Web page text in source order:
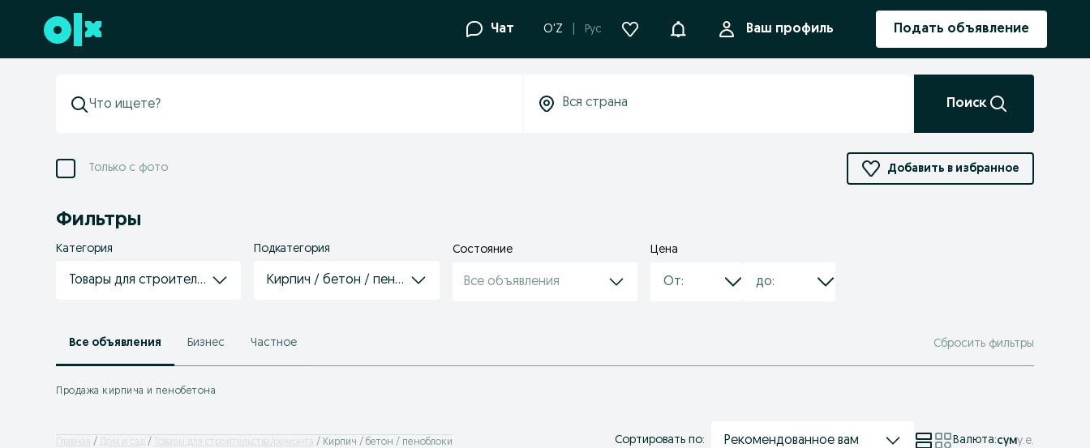
Перейти к нижнему колонтитулу Чат O'Z Рус УведомленияВаш профиль Подать объявление
Поиск
Только с фото Добавить в избранное
Фильтры
Категория
Товары для строительства/ремонта
Подкатегория
Кирпич / бетон / пеноблоки
Состояние
Все объявления
Цена
Все объявления Бизнес Частное Сбросить фильтры
Продажа кирпича и пенобетона
Главная Дом и сад Товары для строительства/ремонта Кирпич / бетон / пеноблоки Сортировать по: Рекомендованное вам Валюта:суму.е.